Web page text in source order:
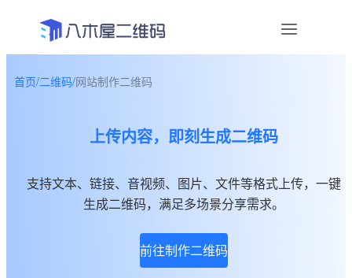
帮助中心
首页/二维码/网站制作二维码
上传内容，即刻生成二维码
支持文本、链接、音视频、图片、文件等格式上传，一键
生成二维码，满足多场景分享需求。
前往制作二维码